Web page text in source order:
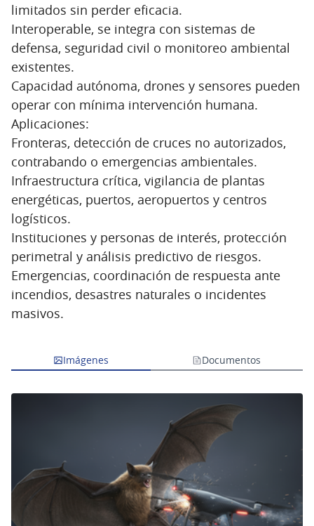
limitados sin perder eficacia.
Interoperable, se integra con sistemas de
defensa, seguridad civil o monitoreo ambiental
existentes.
Capacidad autónoma, drones y sensores pueden
operar con mínima intervención humana.
Aplicaciones:
Fronteras, detección de cruces no autorizados,
contrabando o emergencias ambientales.
Infraestructura crítica, vigilancia de plantas
energéticas, puertos, aeropuertos y centros
logísticos.
Instituciones y personas de interés, protección
perimetral y análisis predictivo de riesgos.
Emergencias, coordinación de respuesta ante
incendios, desastres naturales o incidentes
masivos.
Imágenes Documentos